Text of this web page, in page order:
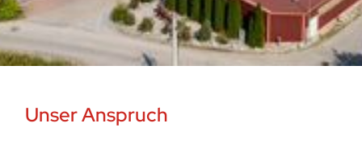
Unser Anspruch